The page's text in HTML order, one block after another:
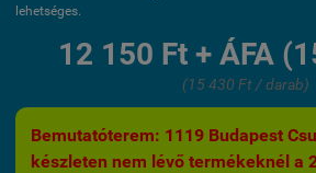
lehetséges.
12 150 Ft + ÁFA
(15 430 Ft / darab)
Bemutatóterem: 1119 Budapest
készleten nem lévő termékeknél a